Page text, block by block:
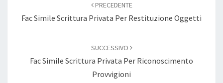
PRECEDENTE
Fac Simile Scrittura Privata Per Restituzione Oggetti
SUCCESSIVO
Fac Simile Scrittura Privata Per Riconoscimento
Provvigioni